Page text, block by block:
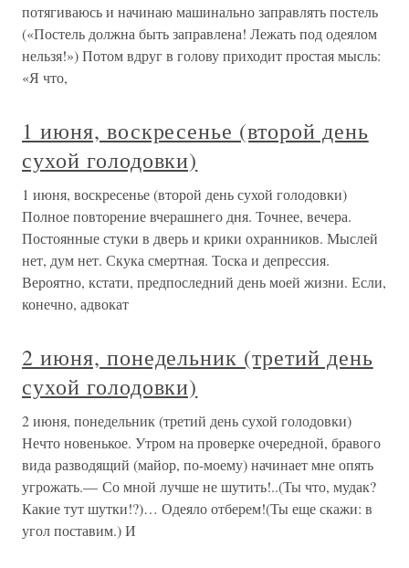
потягиваюсь и начинаю машинально заправлять постель
(«Постель должна быть заправлена! Лежать под одеялом
нельзя!») Потом вдруг в голову приходит простая мысль:
«Я что,
1 июня, воскресенье (второй день
сухой голодовки)
1 июня, воскресенье (второй день сухой голодовки)
Полное повторение вчерашнего дня. Точнее, вечера.
Постоянные стуки в дверь и крики охранников. Мыслей
нет, дум нет. Скука смертная. Тоска и депрессия.
Вероятно, кстати, предпоследний день моей жизни. Если,
конечно, адвокат
2 июня, понедельник (третий день
сухой голодовки)
2 июня, понедельник (третий день сухой голодовки)
Нечто новенькое. Утром на проверке очередной, бравого
вида разводящий (майор, по-моему) начинает мне опять
угрожать.— Со мной лучше не шутить!..(Ты что, мудак?
Какие тут шутки!?)… Одеяло отберем!(Ты еще скажи: в
угол поставим.) И